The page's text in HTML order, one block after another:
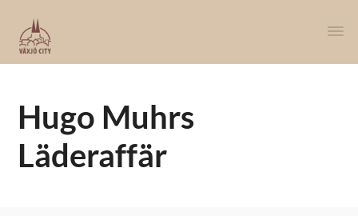
Hugo Muhrs
Läderaffär